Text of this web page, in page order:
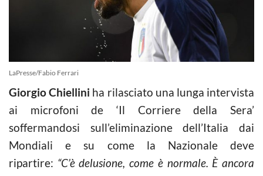
LaPresse/Fabio Ferrari
Giorgio Chiellini ha rilasciato una lunga intervista
ai microfoni de ‘Il Corriere della Sera’
soffermandosi sull’eliminazione dell’Italia dai
Mondiali e su come la Nazionale deve
ripartire: “C’è delusione, come è normale. È ancora